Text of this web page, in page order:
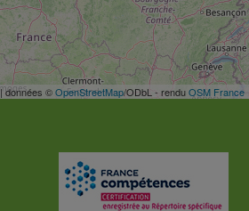
| données ©OpenStreetMap/ODbL - renduOSM France